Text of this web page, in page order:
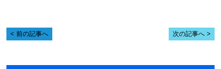
前の記事へ 次の記事へ